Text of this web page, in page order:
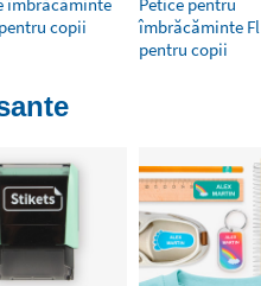
copii
îmbrăcăminte
pentru copii